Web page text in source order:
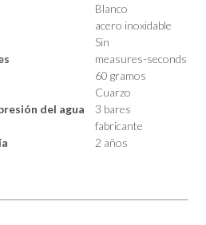
Blanco
acero inoxidable
Sin
measures-seconds
60 gramos
Cuarzo
del agua
3 bares
fabricante
2 años